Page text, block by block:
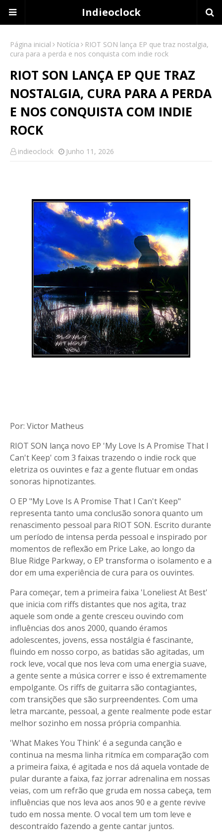
Indieoclock
Página inicial Notícia
RIOT SON lança EP que traz nostalgia,
cura para a perda e nos conquista com indie rock
RIOT SON LANÇA EP QUE TRAZ
NOSTALGIA, CURA PARA A PERDA
E NOS CONQUISTA COM INDIE
ROCK
indieoclock Junho 11, 2026
Por: Victor Matheus
RIOT SON lança novo EP 'My Love Is A Promise That I
Can't Keep' com 3 faixas trazendo o indie rock que
eletriza os ouvintes e faz a gente flutuar em ondas
sonoras hipnotizantes.
O EP "My Love Is A Promise That I Can't Keep"
representa tanto uma conclusão sonora quanto um
renascimento pessoal para RIOT SON. Escrito durante
um período de intensa perda pessoal e inspirado por
momentos de reflexão em Price Lake, ao longo da
Blue Ridge Parkway, o EP transforma o isolamento e a
dor em uma experiência de cura para os ouvintes.
Para começar, tem a primeira faixa 'Loneliest At Best'
que inicia com riffs distantes que nos agita, traz
aquele som onde a gente cresceu ouvindo com
influências dos anos 2000, quando éramos
adolescentes, jovens, essa nostálgia é fascinante,
fluindo em nosso corpo, as batidas são agitadas, um
rock leve, vocal que nos leva com uma energia suave,
a gente sente a música correr e isso é extremamente
empolgante. Os riffs de guitarra são contagiantes,
com transições que são surpreendentes. Com uma
letra marcante, pessoal, a gente realmente pode estar
melhor sozinho em nossa própria companhia.
'What Makes You Think' é a segunda canção e
continua na mesma linha ritmíca em comparação com
a primeira faixa, é agitada e nos dá aquela vontade de
pular durante a faixa, faz jorrar adrenalina em nossas
veias, com um refrão que gruda em nossa cabeça, tem
influências que nos leva aos anos 90 e a gente revive
tudo em nossa mente. O vocal tem um tom leve e
descontraído fazendo a gente cantar juntos.